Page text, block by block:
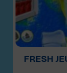
FRESH